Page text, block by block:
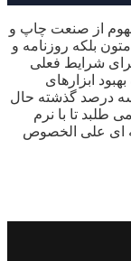
از صنعت چاپ و
بلکه روزنامه و
شرایط فعلی
ابزارهای
درصد گذشته حال
طلبد تا با نرم
ای علی الخصوص